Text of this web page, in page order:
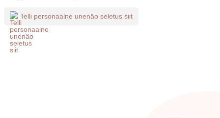
Telli personaalne unenäo seletus siit